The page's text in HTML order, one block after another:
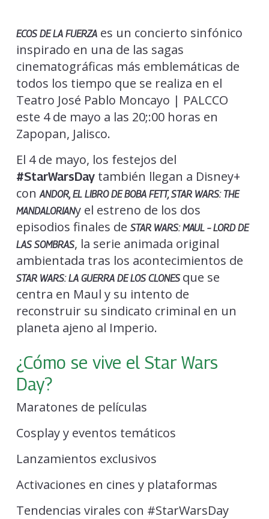
ECOS DE LA FUERZAes un concierto sinfónico
inspirado en una de las sagas
cinematográficas más emblemáticas de
todos los tiempo que se realiza en el
Teatro José Pablo Moncayo | PALCCO
este 4 de mayo a las 20;:00 horas en
Zapopan, Jalisco.
El 4 de mayo, los festejos del
#StarWarsDay también llegan a Disney+
conANDOR, EL LIBRO DE BOBA FETT, STAR WARS: THE
MANDALORIANy el estreno de los dos
episodios finales de STAR WARS: MAUL – LORD DE
LAS SOMBRAS, la serie animada original
ambientada tras los acontecimientos de
STAR WARS: LA GUERRA DE LOS CLONES que se
centra en Maul y su intento de
reconstruir su sindicato criminal en un
planeta ajeno al Imperio.
¿Cómo se vive el Star Wars
Day?
Maratones de películas
Cosplay y eventos temáticos
Lanzamientos exclusivos
Activaciones en cines y plataformas
Tendencias virales con #StarWarsDay